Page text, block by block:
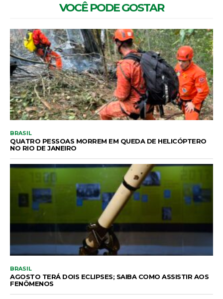
VOCÊ PODE GOSTAR
BRASIL
QUATRO PESSOAS MORREM EM QUEDA DE HELICÓPTERO
NO RIO DE JANEIRO
BRASIL
AGOSTO TERÁ DOIS ECLIPSES; SAIBA COMO ASSISTIR AOS
FENÔMENOS